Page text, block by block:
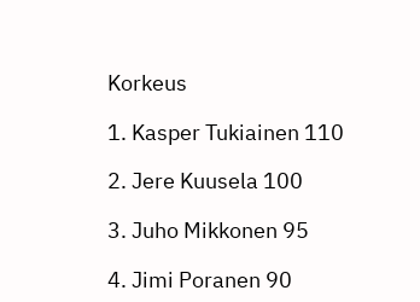
Korkeus
1. Kasper Tukiainen 110
2. Jere Kuusela 100
3. Juho Mikkonen 95
4. Jimi Poranen 90